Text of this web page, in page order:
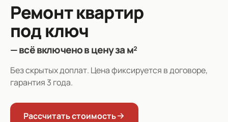
Ремонт квартир
под ключ
— всё включено в цену за м²
Без скрытых доплат. Цена фиксируется в договоре,
гарантия 3 года.
Рассчитать стоимость